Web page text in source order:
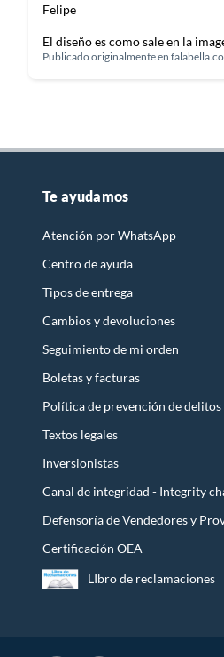
Felipe
El diseño es como sale en la
Publicado originalmente en
Te ayudamos
Atención por WhatsApp
Centro de ayuda
Tipos de entrega
Cambios y devoluciones
Seguimiento de mi orden
Boletas y facturas
Política de prevención de delitos
Textos legales
Inversionistas
Canal de integridad - Integrity
Defensoría de Vendedores y
Certificación OEA
LIbro de reclamaciones